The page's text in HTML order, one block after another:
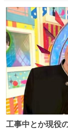
どなく、お別れ
ト
数
数
工事中とか現役